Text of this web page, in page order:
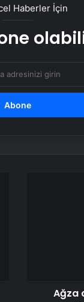
Haberler İçin
Ağza